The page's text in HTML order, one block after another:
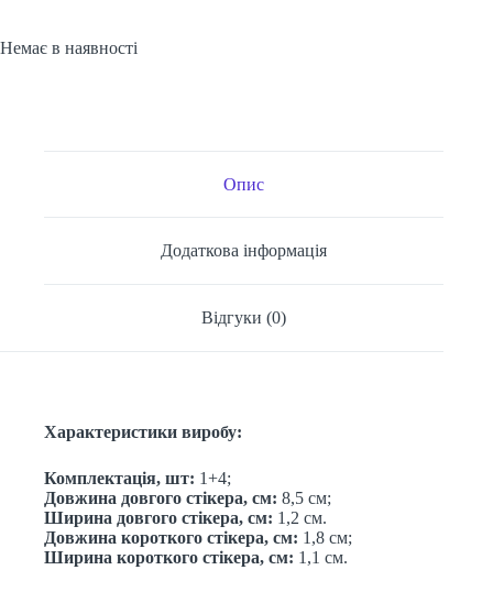
Немає в наявності
Опис
Додаткова інформація
Відгуки (0)
Характеристики виробу:
Комплектація, шт: 1+4;
Довжина довгого стікера, см: 8,5 см;
Ширина довгого стікера, см: 1,2 см.
Довжина короткого стікера, см: 1,8 см;
Ширина короткого стікера, см: 1,1 см.